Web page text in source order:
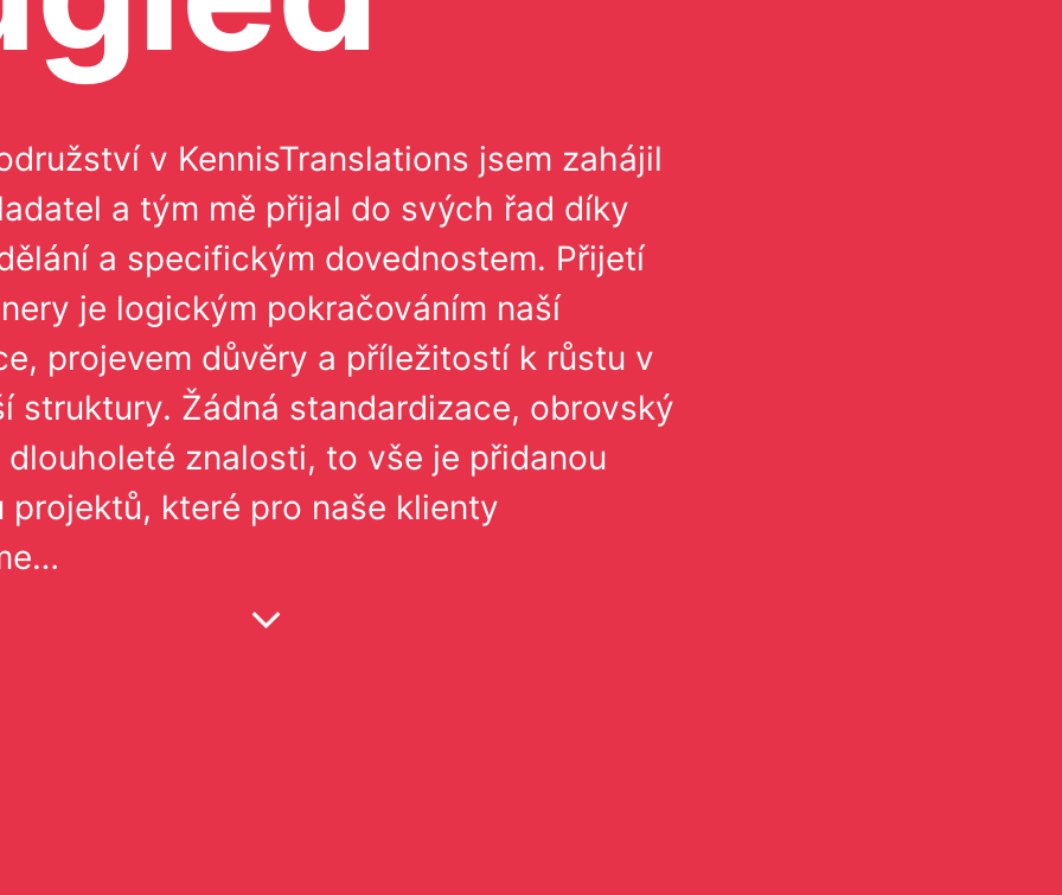
v KennisTranslations jsem zahájil
a tým mě přijal do svých řad díky
a specifickým dovednostem. Přijetí
je logickým pokračováním naší
projevem důvěry a příležitostí k růstu v
struktury. Žádná standardizace, obrovský
znalosti, to vše je přidanou
projektů, které pro naše klienty